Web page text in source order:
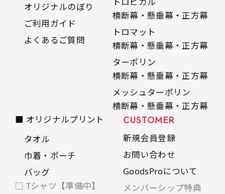
（※cm単位での指定でおねがいいたします。）
レギュラースリムのれん
(180x30)
レギュラーのれんスリムは横幕の上部にチチを5
か所つけて疑似的にのれんのような幕をつくりま
レギュラーのれんとの違いは縦のサイズが異なり
ます。（レギュラーのれん縦50cm／レギュラー
是非！
オリジナルのぼり
ご利用ガイド
よくあるご質問
横断幕・懸垂幕・正方幕
トロマット
横断幕・懸垂幕・正方幕
ターポリン
横断幕・懸垂幕・正方幕
メッシュターポリン
横断幕・懸垂幕・正方幕
■ オリジナルプリント
タオル
巾着・ポーチ
バッグ
□ Tシャツ【準備中】
CUSTOMER
新規会員登録
お問い合わせ
GoodsProについて
メンバーシップ特典